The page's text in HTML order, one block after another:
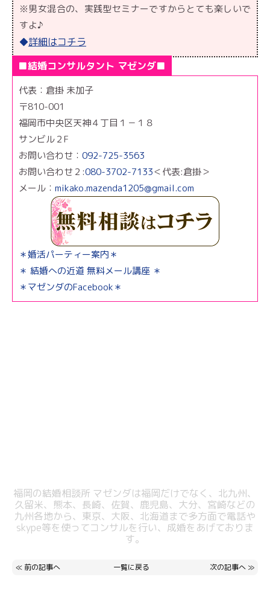
※男女混合の、実践型セミナーですからとても楽しいで
すよ♪
◆詳細はコチラ
■結婚コンサルタント マゼンダ■
代表：倉掛 未加子
〒810-001
福岡市中央区天神４丁目１－１８
サンビル２F
お問い合わせ： 092-725-3563
お問い合わせ２:080-3702-7133＜代表:倉掛＞
メール： mikako.mazenda1205@gmail.com
＊婚活パーティー案内＊
＊ 結婚への近道 無料メール講座 ＊
＊マゼンダのFacebook＊
福岡の結婚相談所 マゼンダは福岡だけでなく、北九州、
久留米、熊本、長崎、佐賀、鹿児島、大分、宮崎などの
九州各地から、東京、大阪、北海道まで多方面で電話や
skype等を使ってコンサルを行い、成婚をあげておりま
す。
≪ 前の記事へ 一覧に戻る 次の記事へ ≫